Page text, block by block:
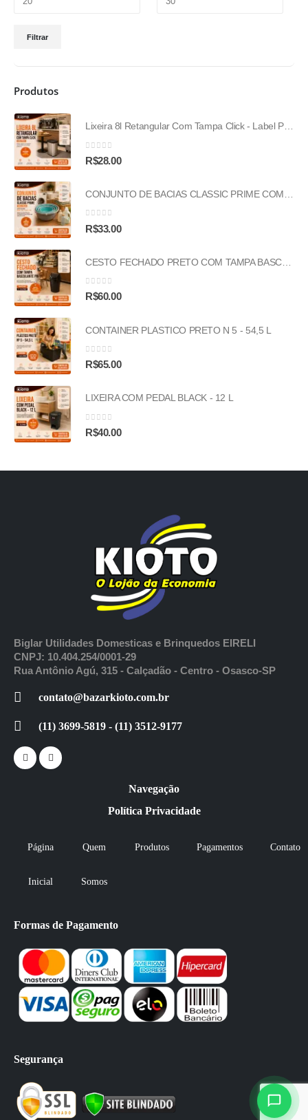
Filtrar
Produtos
Lixeira 8l Retangular Com Tampa Click - Label Prata
0out of 5
R$28.00
0out of 5
R$33.00
CESTO FECHADO PRETO COM TAMPA BASCULANTE PRETA - 53L
0out of 5
R$60.00
CONTAINER PLASTICO PRETO N 5 - 54,5 L
0out of 5
R$65.00
LIXEIRA COM PEDAL BLACK - 12 L
0out of 5
R$40.00
Biglar Utilidades Domesticas e Brinquedos EIRELI
CNPJ: 10.404.254/0001-29
Rua Antônio Agú, 315 - Calçadão - Centro - Osasco-SP
contato@bazarkioto.com.br
(11) 3699-5819 - (11) 3512-9177
Navegação
Política Privacidade
Página
Inicial
Quem
Somos
Produtos Pagamentos Contato
Formas de Pagamento
Segurança